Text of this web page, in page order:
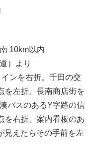
10km以内
）より
ンを右折。千田の交
を左折。長南商店街を
バスのあるY字路の信
を右折。案内看板のあ
見えたらその手前を左